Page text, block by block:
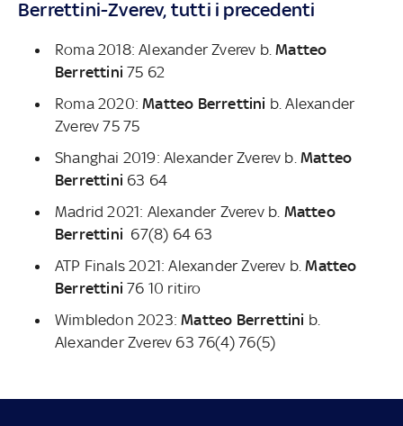
Berrettini-Zverev, tutti i precedenti
Roma 2018: Alexander Zverev b.Matteo
Berrettini 75 62
Roma 2020:Matteo Berrettini b. Alexander
Zverev 75 75
Shanghai 2019: Alexander Zverev b. Matteo
Berrettini 63 64
Madrid 2021: Alexander Zverev b. Matteo
Berrettini 67(8) 64 63
ATP Finals 2021: Alexander Zverev b.Matteo
Berrettini 76 10 ritiro
Wimbledon 2023:Matteo Berrettini b.
Alexander Zverev 63 76(4) 76(5)